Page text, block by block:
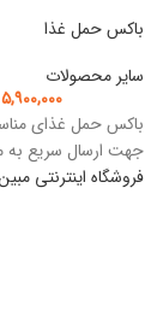
باکس حمل غذا
سایر محصولات
۵,۹۰۰,۰۰۰
باکس حمل غذای
جهت ارسال سریع به
فروشگاه اینترنتی